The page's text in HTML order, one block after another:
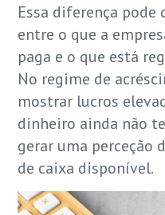
Essa diferença
entre o que a
paga e o que está
No regime de
mostrar lucros
dinheiro ainda não
gerar uma perceção
de caixa disponível.